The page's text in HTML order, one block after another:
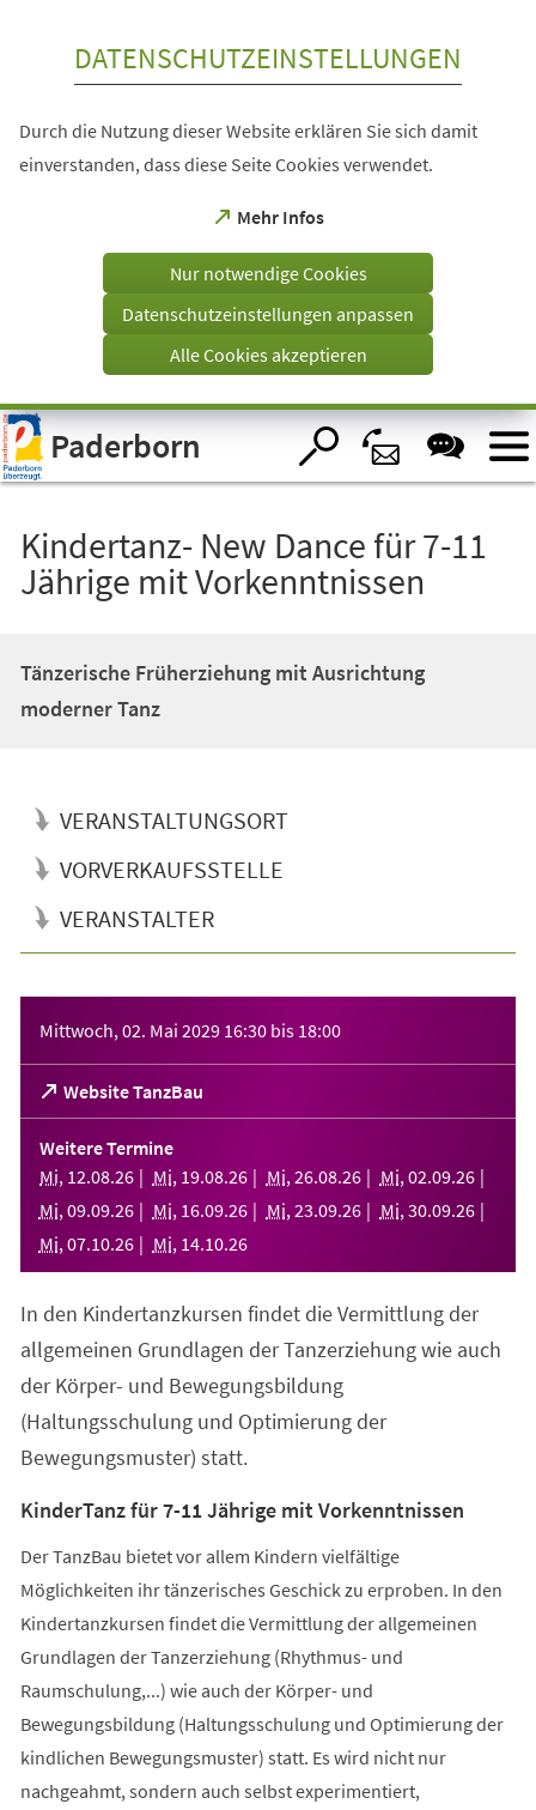
Visuelle
Assistenzsoftware
öffnen.
DATENSCHUTZEINSTELLUNGEN
Durch die Nutzung dieser Website erklären Sie sich damit
einverstanden, dass diese Seite Cookies verwendet.
Mehr Infos
(Öffnet
einem
Tab)
Nur notwendige Cookies
Datenschutzeinstellungen anpassen
Alle Cookies akzeptieren
Paderborn
Kindertanz- New Dance für 7-11
Jährige mit Vorkenntnissen
Tänzerische Früherziehung mit Ausrichtung
moderner Tanz
VERANSTALTUNGSORT
VORVERKAUFSSTELLE
VERANSTALTER
Mittwoch, 02. Mai 2029 16:30 bis 18:00
Website TanzBau
(Öffnet
in
einem
neuen
Tab)
Weitere Termine
Mi, 12.08.26 Mi, 19.08.26 Mi, 26.08.26 Mi, 02.09.26
Mi, 09.09.26 Mi, 16.09.26 Mi, 23.09.26 Mi, 30.09.26
Mi, 07.10.26 Mi, 14.10.26
In den Kindertanzkursen findet die Vermittlung der
allgemeinen Grundlagen der Tanzerziehung wie auch
der Körper- und Bewegungsbildung
(Haltungsschulung und Optimierung der
Bewegungsmuster) statt.
KinderTanz für 7-11 Jährige mit Vorkenntnissen
Der TanzBau bietet vor allem Kindern vielfältige
Möglichkeiten ihr tänzerisches Geschick zu erproben. In den
Kindertanzkursen findet die Vermittlung der allgemeinen
Grundlagen der Tanzerziehung (Rhythmus- und
Raumschulung,...) wie auch der Körper- und
Bewegungsbildung (Haltungsschulung und Optimierung der
kindlichen Bewegungsmuster) statt. Es wird nicht nur
nachgeahmt, sondern auch selbst experimentiert,